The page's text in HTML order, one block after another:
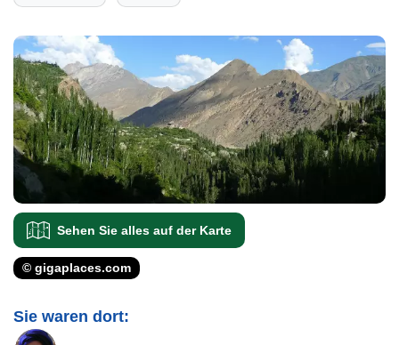
Sehen Sie alles auf der Karte
© gigaplaces.com
Sie waren dort: